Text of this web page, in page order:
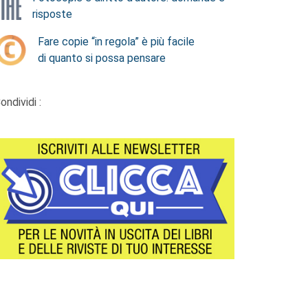
risposte
Fare copie “in regola” è più facile
di quanto si possa pensare
: